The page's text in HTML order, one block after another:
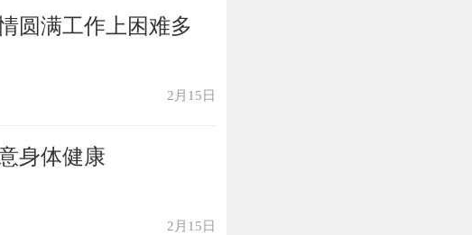
圆满工作上困难多
2月15日
身体健康
2月15日